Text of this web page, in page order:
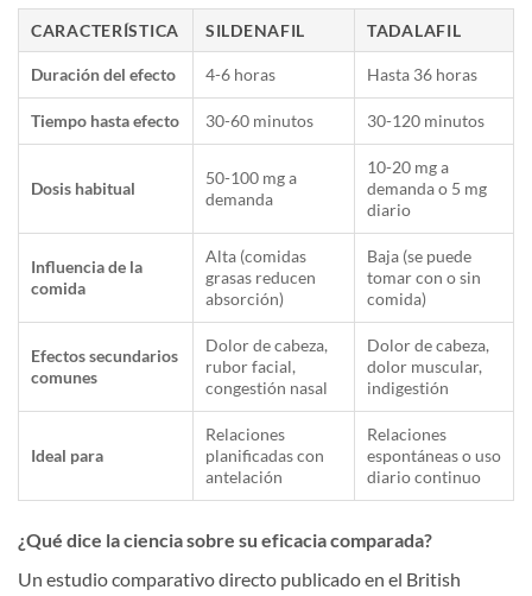
CARACTERÍSTICA SILDENAFIL TADALAFIL
Duración del efecto 4-6 horas Hasta 36 horas
Tiempo hasta efecto 30-60 minutos 30-120 minutos
Dosis habitual
50-100 mg a
demanda
10-20 mg a
demanda o 5 mg
diario
Influencia de la
comida
Alta (comidas
grasas reducen
absorción)
Baja (se puede
tomar con o sin
comida)
Efectos secundarios
comunes
Dolor de cabeza,
rubor facial,
congestión nasal
Dolor de cabeza,
dolor muscular,
indigestión
Ideal para
Relaciones
planificadas con
antelación
Relaciones
espontáneas o uso
diario continuo
¿Qué dice la ciencia sobre su eficacia comparada?
Un estudio comparativo directo publicado en el British